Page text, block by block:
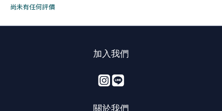
尚未有任何評價
加入我們
關於我們